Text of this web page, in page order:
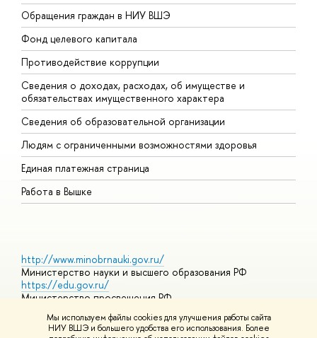
Мы используем файлы cookies для улучшения работы сайта
НИУ ВШЭ и большего удобства его использования. Более
Обращения граждан в НИУ ВШЭ
Фонд целевого капитала
Противодействие коррупции
Сведения о доходах, расходах, об имуществе и
обязательствах имущественного характера
Сведения об образовательной организации
Людям с ограниченными возможностями здоровья
Единая платежная страница
Работа в Вышке
http://www.minobrnauki.gov.ru/
Министерство науки и высшего образования РФ
https://edu.gov.ru/
Министерство просвещения РФ
https://elearning.hse.ru/mooc
Массовые открытые онлайн-курсы